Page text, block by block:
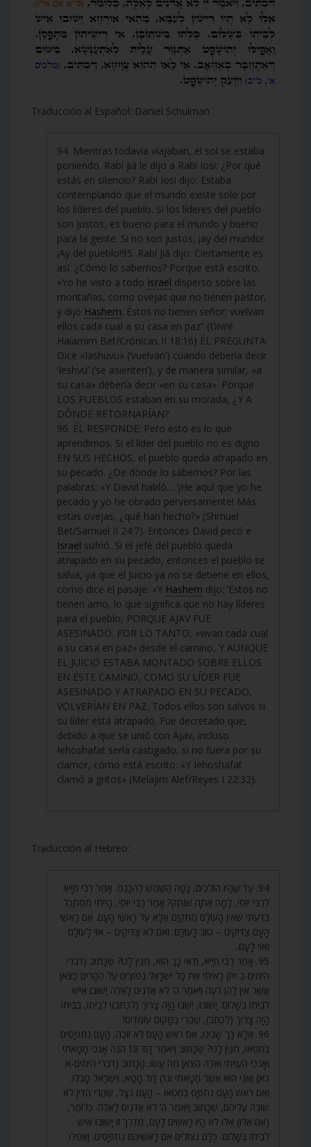
Traducción al Español: Daniel Schulman
94. Mientras todavía viajaban, el sol se estaba
poniendo. Rabí Jiá le dijo a Rabí Iosi: ¿Por qué
estás en silencio? Rabí Iosi dijo: Estaba
contemplando que el mundo existe solo por
los líderes del pueblo. Si los líderes del pueblo
son justos, es bueno para el mundo y bueno
para la gente. Si no son justos, ¡ay del mundo!
¡Ay del pueblo!95. Rabí Jiá dijo: Ciertamente es
así. ¿Cómo lo sabemos? Porque está escrito:
«Yo he visto a todo Israel disperso sobre las
montañas, como ovejas que no tienen pastor;
y dijo Hashem: Éstos no tienen señor; vuelvan
ellos cada cual a su casa en paz” (Divré
Haiamim Bet/Crónicas II 18:16) ÉL PREGUNTA:
Dice «Iashuvu» (‘vuelvan’) cuando debería decir
‘Ieshvú’ (‘se asienten’), y de manera similar, «a
su casa» debería decir «en su casa». Porque
LOS PUEBLOS estaban en su morada, ¿Y A
DÓNDE RETORNARÍAN?
96. ÉL RESPONDE: Pero esto es lo que
aprendimos. Si el líder del pueblo no es digno
EN SUS HECHOS, el pueblo queda atrapado en
su pecado. ¿De dónde lo sabemos? Por las
palabras: «Y David habló… ‘¡He aquí que yo he
pecado y yo he obrado perversamente! Más
estas ovejas, ¿qué han hecho?» (Shmuel
Bet/Samuel II 24:7). Entonces David pecó e
Israel sufrió. Si el jefe del pueblo queda
atrapado en su pecado, entonces el pueblo se
salva, ya que el Juicio ya no se detiene en ellos,
como dice el pasaje: «Y Hashem dijo: ‘Estos no
tienen amo, lo que significa que no hay líderes
para el pueblo, PORQUE AJAV FUE
ASESINADO. POR LO TANTO, «vivan cada cual
a su casa en paz» desde el camino, Y AUNQUE
EL JUICIO ESTABA MONTADO SOBRE ELLOS
EN ESTE CAMINO, COMO SU LÍDER FUE
ASESINADO Y ATRAPADO EN SU PECADO,
VOLVERÍAN EN PAZ. Todos ellos son salvos si
su líder está atrapado. Fue decretado que,
debido a que se unió con Ajav, incluso
Iehoshafat sería castigado, si no fuera por su
clamor, como está escrito: «Y Iehoshafat
clamó a gritos» (Melajim Alef/Reyes I 22:32).
Traducción al Hebreo:
94. עַד שֶׁהָיוּ הוֹלְכִים, נָטָה הַשֶּׁמֶשׁ לְהִכָּנֵס. אָמַר רַבִּי חִיָּיא
לְרַבִּי יוֹסֵי, לָמָּה אַתָּה שׁוֹתֵק? אָמַר רַבִּי יוֹסֵי, הָיִיתִי מִסְתַּכֵּל
בְּדַעְתִּי שֶׁאֵין הָעוֹלָם מִתְקַיֵּם אֶלָּא עַל רָאשֵׁי הָעָם. אִם רָאשֵׁי
הָעָם צַדִּיקִים – טוֹב לָעוֹלָם. וְאִם לֹא צַדִּיקִים – אוֹי לָעוֹלָם
וְאוֹי לָעָם.
95. אָמַר רַבִּי חִיָּיא, וַדַּאי כָּךְ הוּא, מִנַּיִן לָנוּ? שֶׁכָּתוּב (דברי
הימים-ב יח) רָאִיתִי אֶת כָּל יִשְׂרָאֵל נְפוֹצִים עַל הֶהָרִים כַּצֹּאן
אֲשֶׁר אֵין לָהֶן רֹעֶה וַיֹּאמֶר ה’ לֹא אֲדֹנִים לָאֵלֶּה יָשׁוּבוּ אִישׁ
לְבֵיתוֹ בְּשָׁלוֹם. יָשׁוּבוּ, יֵשְׁבוּ הָיָה צָרִיךְ (לִכְתֹּב)! לְבֵיתוֹ, בְּבֵיתוֹ
הָיָה צָרִיךְ (לִכְתֹּב), שֶׁהֲרֵי בַּמָּקוֹם עוֹמְדִים!
96. אֶלָּא כָּךְ שָׁנִינוּ, אִם רֹאשׁ הָעָם לֹא זוֹכֶה, הָעָם נִתְפָּסִים
בְּחֶטְאוֹ, מִנַּיִן לָנוּ? שֶׁכָּתוּב וַיֹּאמֶר דָּוִד וְגוֹ’ הִנֵּה אָנֹכִי חָטָאתִי
וְאָנֹכִי הֶעֱוֵיתִי וְאֵלֶּה הַצֹּאן מֶה עָשׂוּ. (וְכָתוּב (דברי הימים-א
כא) וַאֲנִי הוּא אֲשֶׁר חָטָאתִי וְגוֹ’) דָּוִד חָטָא, וְיִשְׂרָאֵל סָבְלוּ.
וְאִם רֹאשׁ הָעָם נִתְפָּס בְּחֶטְאוֹ – הָעָם נִצָּל, שֶׁהֲרֵי הַדִּין לֹא
שׁוֹרֶה עֲלֵיהֶם, שֶׁכָּתוּב וַיֹּאמֶר ה’ לֹא אֲדֹנִים לָאֵלֶּה. כְּלוֹמַר,
(אִם אֵלּוּ) אִלּוּ לֹא הָיוּ רָאשִׁים לָעָם, מִדֶּרֶךְ זוֹ יָשׁוּבוּ אִישׁ
לְבֵיתוֹ בְּשָׁלוֹם. כֻּלָּם נִצּוֹלִים אִם רָאשֵׁיהֶם נִתְפָּסִים. וַאֲפִלּוּ